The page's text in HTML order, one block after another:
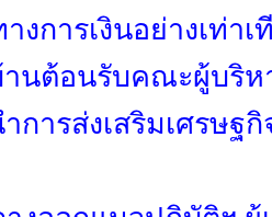
งการเงินอย่างเท่าเ
านต้อนรับคณะผู้บริห
การส่งเสริมเศรษฐ